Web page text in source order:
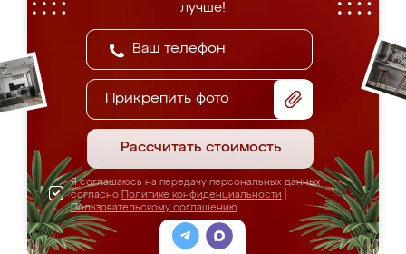
лучше!
Прикрепить фото
Рассчитать стоимость
Я соглашаюсь на передачу персональных данных
согласно Политике конфиденциальности
Пользовательскому соглашению